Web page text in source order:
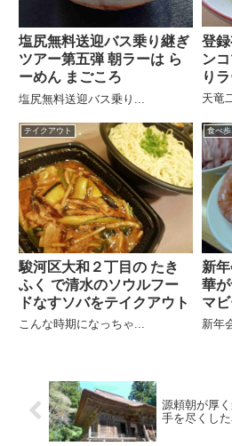
塩尻無料送迎バス乗り継ぎ
ツアー第五弾 朝ラーは ら
ーめん まごころ
塩尻無料送迎バス乗り...
登
ン
り
天竜
テイクアウト
駿河区大和２丁目の たき
ふく で清水のソウルフー
ドなすソバをテイクアウト
こんな時期になっちゃ...
食べ
新
華
マ
店
新年
源頼朝が厚
手を尽くし